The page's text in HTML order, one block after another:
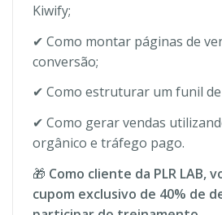
Kiwify;
✔ Como montar páginas de
conversão;
✔ Como estruturar um funil
✔ Como gerar vendas
orgânico e tráfego pago.
🎁 Como cliente da PLR LAB,
cupom exclusivo de 40% de